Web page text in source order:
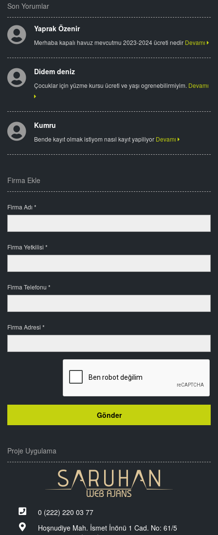
Son Yorumlar
Yaprak Özenir
Merhaba kapalı havuz mevcutmu 2023-2024 ücreti nedir Devamı
Didem deniz
Çocuklar için yüzme kursu ücreti ve yaşı ogrenebilirmiyim. Devamı
Kumru
Bende kayıt olmak istiyom nasıl kayıt yapiliyor Devamı
Firma Ekle
Firma Adı *
Firma Yetkilisi *
Firma Telefonu *
Firma Adresi *
Proje Uygulama
0 (222) 220 03 77
Hoşnudiye Mah. İsmet İnönü 1 Cad. No: 61/5